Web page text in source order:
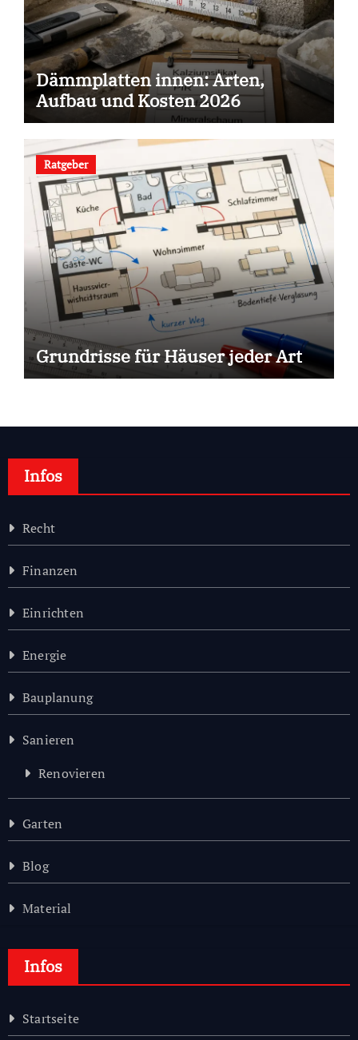
Dämmplatten innen: Arten,
Aufbau und Kosten 2026
Ratgeber
Grundrisse für Häuser jeder Art
Infos
Recht
Finanzen
Einrichten
Energie
Bauplanung
Sanieren
Renovieren
Garten
Blog
Material
Infos
Startseite